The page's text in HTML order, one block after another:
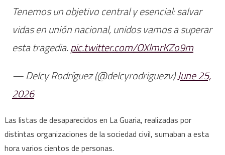
Tenemos un objetivo central y esencial: salvar
vidas en unión nacional, unidos vamos a superar
esta tragedia.pic.twitter.com/OXlmrKZo9m
— Delcy Rodríguez (@delcyrodriguezv)June 25,
2026
Las listas de desaparecidos en La Guaria, realizadas por
distintas organizaciones de la sociedad civil, sumaban a esta
hora varios cientos de personas.